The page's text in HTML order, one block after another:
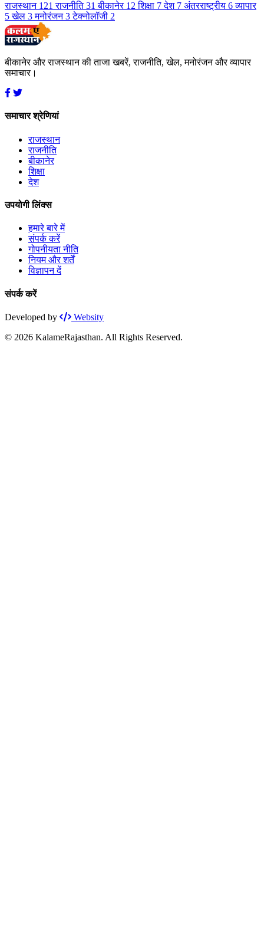
राजस्थान 121 राजनीति 31 बीकानेर 12 शिक्षा 7 देश 7 अंतरराष्ट्रीय 6 व्यापार
5 खेल 3 मनोरंजन 3 टेक्नोलॉजी 2
बीकानेर और राजस्थान की ताजा खबरें, राजनीति, खेल, मनोरंजन और व्यापार
समाचार।
समाचार श्रेणियां
राजस्थान
राजनीति
बीकानेर
शिक्षा
देश
उपयोगी लिंक्स
हमारे बारे में
संपर्क करें
गोपनीयता नीति
नियम और शर्तें
विज्ञापन दें
संपर्क करें
Developed by
Websity
© 2026 KalameRajasthan. All Rights Reserved.